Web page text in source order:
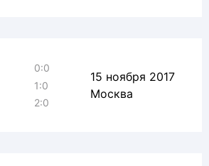
0:0
1:0
2:0
15 ноября 2017
Москва